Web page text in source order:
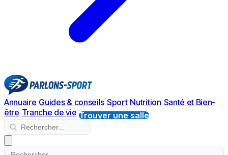
Annuaire Guides & conseils Sport Nutrition Santé et Bien-
être Tranche de vie Trouver une salle